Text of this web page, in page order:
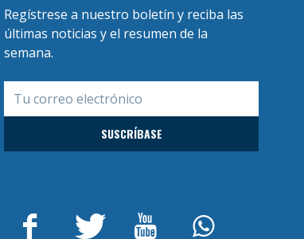
Regístrese a nuestro boletín y reciba las
últimas noticias y el resumen de la
semana.